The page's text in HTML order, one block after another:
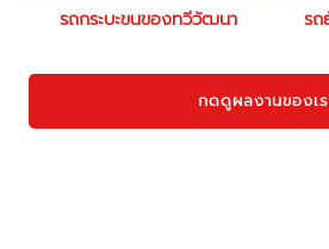
รถกระบะขนของทวีวัฒนา ร
กดดูผลงานของเ